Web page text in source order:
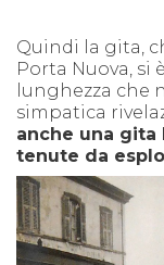
Quindi la gita,
Porta Nuova,
lunghezza che
simpatica
anche una
tenute da